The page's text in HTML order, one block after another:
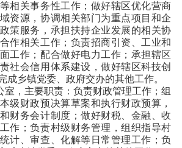
相关事务性工作；做好辖区优化营商
资源，协调相关部门为重点项目和企
策服务，承担扶持企业发展的相关协
作相关工作；负责招商引资、工业和
工作；配合做好电力工作；承担辖区
社会信用体系建设，做好辖区科技创
成乡镇党委、政府交办的其他工作。
室，主要职责：负责财政管理工作；组
级财政预决算草案和执行财政预算，
财务会计制度；做好财税、金融、收
作；负责村级财务管理，组织指导村
计、审查、化解等日常管理工作；负